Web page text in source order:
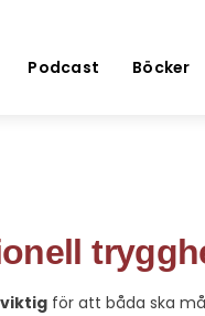
Podcast Böcker
för att båda ska